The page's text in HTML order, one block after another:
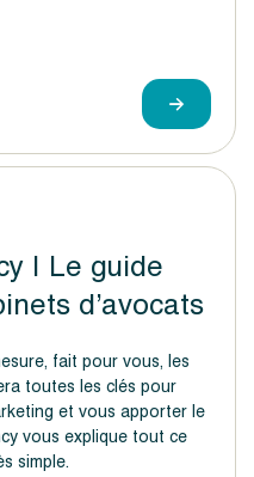
| Le guide
d’avocats
fait pour vous, les
toutes les clés pour
et vous apporter le
vous explique tout ce
simple.